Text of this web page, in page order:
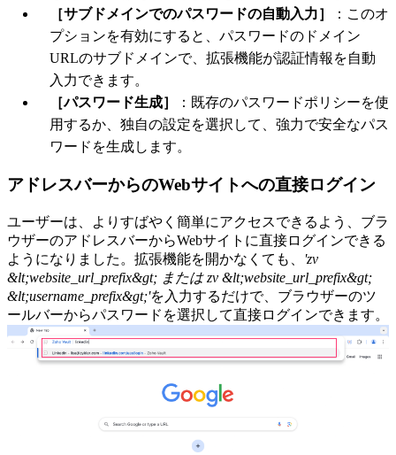
［サブドメインでのパスワードの自動入力］
：このオ
プションを有効にすると、パスワードのドメイン
URLのサブドメインで、拡張機能が認証情報を自動
入力できます。
［パスワード生成］
：既存のパスワードポリシーを使
用するか、独自の設定を選択して、強力で安全なパス
ワードを生成します。
アドレスバーからのWebサイトへの直接ログイン
ユーザーは、よりすばやく簡単にアクセスできるよう、ブラ
ウザーのアドレスバーからWebサイトに直接ログインできる
ようになりました。拡張機能を開かなくても、
'zv
&lt;website_url_prefix&gt; または zv &lt;website_url_prefix&gt;
&lt;username_prefix&gt;'を入力するだけで、ブラウザーのツ
ールバーからパスワードを選択して直接ログインできます。